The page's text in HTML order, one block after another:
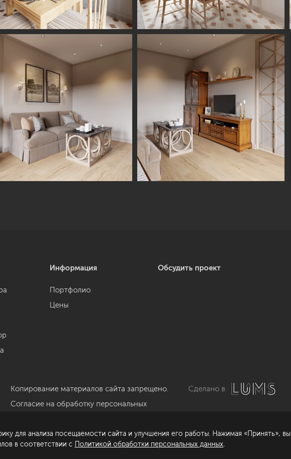
Информация
Портфолио
Цены
Обсудить проект
Копирование материалов сайта запрещено.
Согласие на обработку персональных
Политика обработки персональных данных
Сделано в
для анализа посещаемости сайта и улучшения его работы. Нажимая «Принять», вы
в соответствии с Политикой обработки персональных данных.